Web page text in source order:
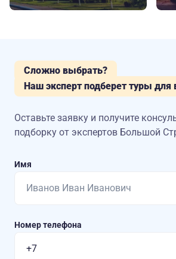
Сложно выбрать?
Наш эксперт подберет туры для
Оставьте заявку и получите
подборку от экспертов Большой
Имя
Номер телефона